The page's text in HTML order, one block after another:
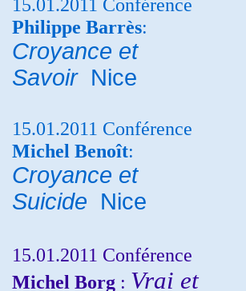
15.01.2011 Conférence
Philippe Barrès:
Croyance et
Savoir Nice
15.01.2011 Conférence
Michel Benoît:
Croyance et
Suicide Nice
15.01.2011 Conférence
Michel Borg : Vrai et